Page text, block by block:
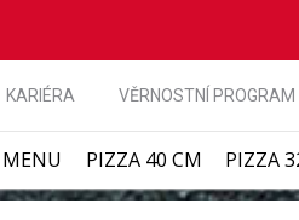
KARIÉRA VĚRNOSTNÍ PROGRAM
MENU PIZZA 40 CM PIZZA